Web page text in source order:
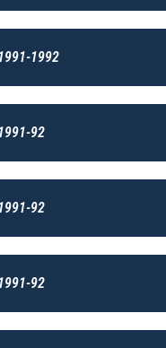
1992
92
92
92